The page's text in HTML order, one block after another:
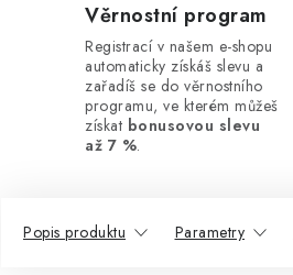
Věrnostní program
Registrací v našem e-shopu
automaticky získáš slevu a
zařadíš se do věrnostního
programu, ve kterém můžeš
získat bonusovou slevu
až 7 %.
Popis produktu Parametry